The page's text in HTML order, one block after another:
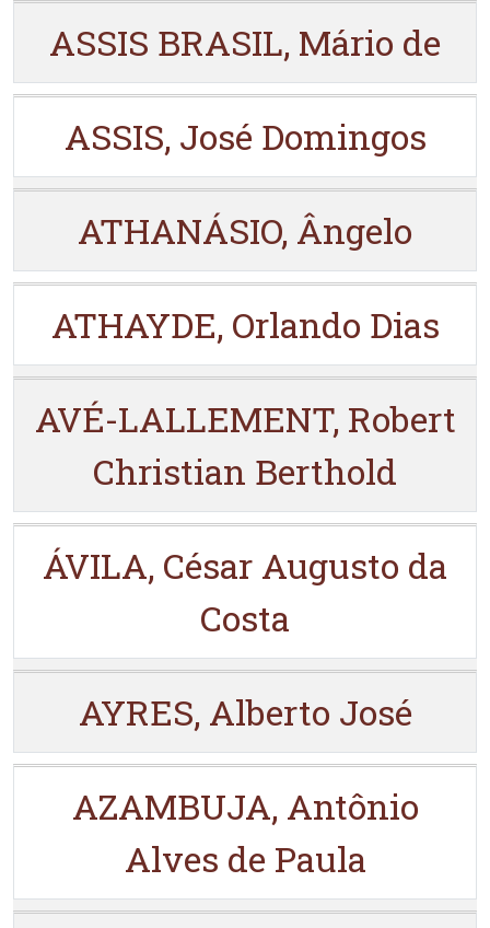
ASSIS BRASIL, Mário de
ASSIS, José Domingos
ATHANÁSIO, Ângelo
ATHAYDE, Orlando Dias
AVÉ-LALLEMENT, Robert
Christian Berthold
ÁVILA, César Augusto da
Costa
AYRES, Alberto José
AZAMBUJA, Antônio
Alves de Paula